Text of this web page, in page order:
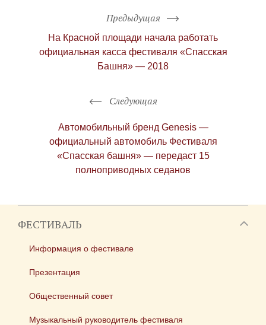
Следующая
Автомобильный бренд Genesis —
официальный автомобиль Фестиваля
«Спасская башня» — передаст 15
полноприводных седанов
Предыдущая
На Красной площади начала работать
официальная касса фестиваля «Спасская
Башня» — 2018
ФЕСТИВАЛЬ
Информация о фестивале
Презентация
Общественный совет
Музыкальный руководитель фестиваля